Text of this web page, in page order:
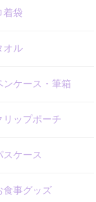
着袋
オル
ンケース・筆箱
リップポーチ
スケース
食事グッズ